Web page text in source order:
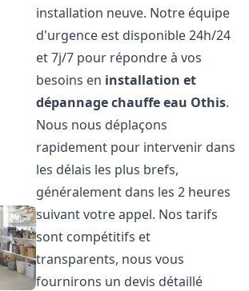
installation neuve. Notre équipe
d'urgence est disponible 24h/24
et 7j/7 pour répondre à vos
besoins en installation et
dépannage chauffe eau Othis.
Nous nous déplaçons
rapidement pour intervenir dans
les délais les plus brefs,
généralement dans les 2 heures
suivant votre appel. Nos tarifs
sont compétitifs et
transparents, nous vous
fournirons un devis détaillé